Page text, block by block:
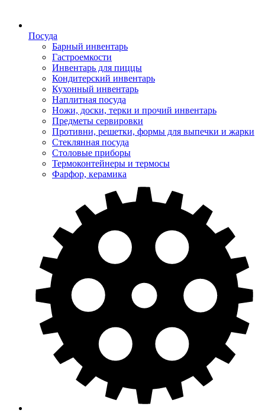
Посуда
Барный инвентарь
Гастроемкости
Инвентарь для пиццы
Кондитерский инвентарь
Кухонный инвентарь
Наплитная посуда
Ножи, доски, терки и прочий инвентарь
Предметы сервировки
Противни, решетки, формы для выпечки и жарки
Стеклянная посуда
Столовые приборы
Термоконтейнеры и термосы
Фарфор, керамика